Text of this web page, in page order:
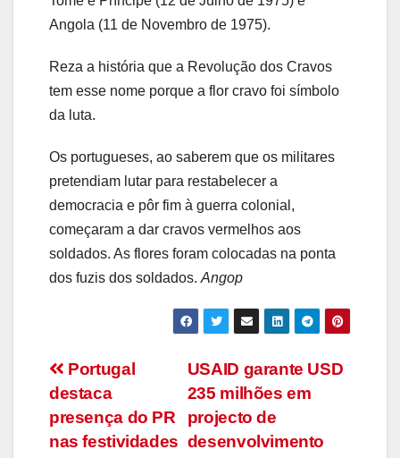
Angola (11 de Novembro de 1975).
Reza a história que a Revolução dos Cravos
tem esse nome porque a flor cravo foi símbolo
da luta.
Os portugueses, ao saberem que os militares
pretendiam lutar para restabelecer a
democracia e pôr fim à guerra colonial,
começaram a dar cravos vermelhos aos
soldados. As flores foram colocadas na ponta
dos fuzis dos soldados. Angop
Navegação
de
artigos
USAID garante USD
235 milhões em
projecto de
desenvolvimento
Portugal
destaca
presença do PR
nas festividades